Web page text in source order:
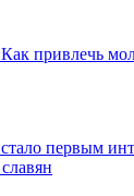
привлечь
первым